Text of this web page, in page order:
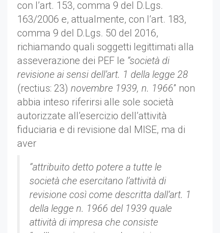
con l’art. 153, comma 9 del D.Lgs.
163/2006 e, attualmente, con l’art. 183,
comma 9 del D.Lgs. 50 del 2016,
richiamando quali soggetti legittimati alla
asseverazione dei PEF le “società di
revisione ai sensi dell’art. 1 della legge 28
(rectius: 23) novembre 1939, n. 1966” non
abbia inteso riferirsi alle sole società
autorizzate all’esercizio dell’attività
fiduciaria e di revisione dal MISE, ma di
aver
“attribuito detto potere a tutte le
società che esercitano l’attività di
revisione così come descritta dall’art. 1
della legge n. 1966 del 1939 quale
attività di impresa che consiste